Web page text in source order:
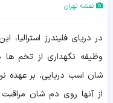
نقشه تهران
در دریای فلیندرز
وظیفه نگهداری از تخم ها
شان اسب دریایی، بر عهده
از آنها روی دم شان